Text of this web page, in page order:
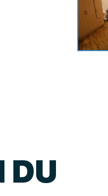
DU